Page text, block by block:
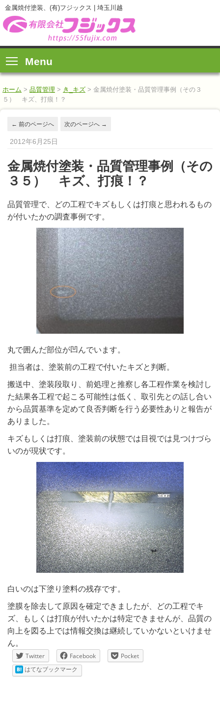
金属焼付塗装、(有)フジックス | 埼玉川越
Menu
ホーム > 品質管理 > き_キズ > 金属焼付塗装・品質管理事例（その３
５） キズ、打痕！？
← 前のページへ 次のページへ →
2012年6月25日
金属焼付塗装・品質管理事例（その
３５） キズ、打痕！？
品質管理で、どの工程でキズもしくは打痕と思われるもの
が付いたかの調査事例です。
丸で囲んだ部位が凹んでいます。
担当者は、塗装前の工程で付いたキズと判断。
搬送中、塗装段取り、前処理と推察し各工程作業を検討し
た結果各工程で起こる可能性は低く、取引先との話し合い
から品質基準を定めて良否判断を行う必要性ありと報告が
ありました。
キズもしくは打痕、塗装前の状態では目視では見つけづら
いのが現状です。
白いのは下塗り塗料の残存です。
塗膜を除去して原因を確定できましたが、どの工程でキ
ズ、もしくは打痕が付いたかは特定できませんが、品質の
向上を図る上では情報交換は継続していかないといけませ
ん。
Twitter
Facebook
Pocket
はてなブックマーク